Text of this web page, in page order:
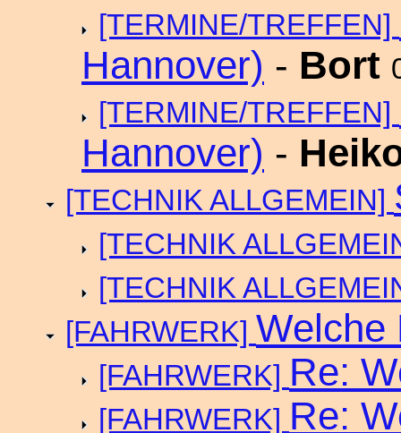
[TERMINE/TREFFEN]
Hannover) - Bort
[TERMINE/TREFFEN]
Hannover) -
[TECHNIK ALLGEMEIN]
[TECHNIK
[TECHNIK
[FAHRWERK] Welche
[FAHRWERK] Re:
[FAHRWERK] Re: